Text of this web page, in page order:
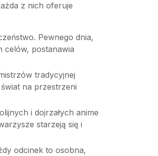
z nich oferuje
Pewnego dnia,
celów, postanawia
tradycyjnej
na przestrzeni
i dojrzałych anime
starzeją się i
odcinek to osobna,